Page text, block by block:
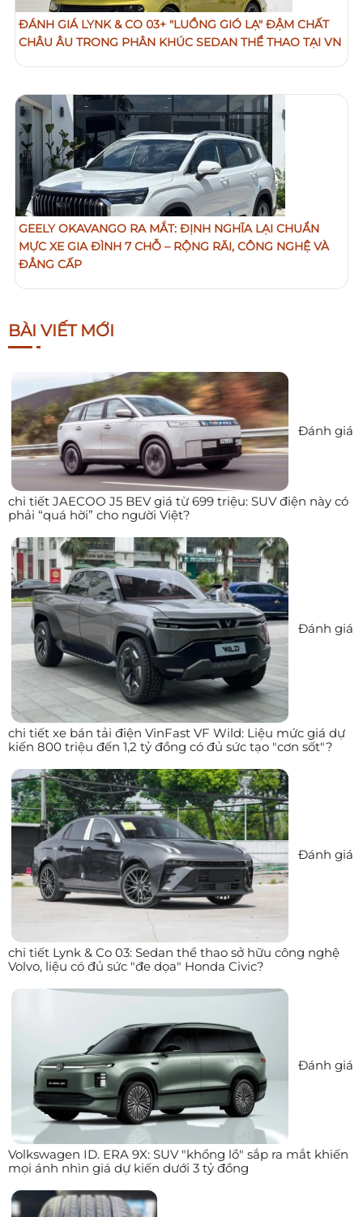
ĐÁNH GIÁ LYNK & CO 03+ "LUỒNG GIÓ LẠ" ĐẬM CHẤT
CHÂU ÂU TRONG PHÂN KHÚC SEDAN THỂ THAO TẠI VN
GEELY OKAVANGO RA MẮT: ĐỊNH NGHĨA LẠI CHUẨN
MỰC XE GIA ĐÌNH 7 CHỖ – RỘNG RÃI, CÔNG NGHỆ VÀ
ĐẲNG CẤP
BÀI VIẾT MỚI
Đánh giá
chi tiết JAECOO J5 BEV giá từ 699 triệu: SUV điện này có
phải “quá hời” cho người Việt?
Đánh giá
chi tiết xe bán tải điện VinFast VF Wild: Liệu mức giá dự
kiến 800 triệu đến 1,2 tỷ đồng có đủ sức tạo "cơn sốt"?
Đánh giá
chi tiết Lynk & Co 03: Sedan thể thao sở hữu công nghệ
Volvo, liệu có đủ sức "đe dọa" Honda Civic?
Đánh giá
Volkswagen ID. ERA 9X: SUV "khổng lồ" sắp ra mắt khiến
mọi ánh nhìn giá dự kiến dưới 3 tỷ đồng